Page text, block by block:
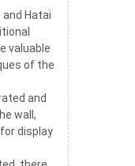
painted
at
is no
textures
and
as a